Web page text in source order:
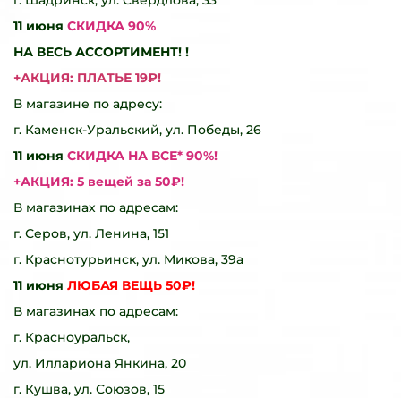
11 июня СКИДКА 90%
НА ВЕСЬ АССОРТИМЕНТ! !
+АКЦИЯ: ПЛАТЬЕ 19₽!
В магазине по адресу:
г. Каменск-Уральский, ул. Победы, 26
11 июня СКИДКА НА ВСЕ* 90%!
+АКЦИЯ: 5 вещей за 50₽!
В магазинах по адресам:
г. Серов, ул. Ленина, 151
г. Краснотурьинск, ул. Микова, 39а
11 июня ЛЮБАЯ ВЕЩЬ 50₽!
В магазинах по адресам:
г. Красноуральск,
ул. Иллариона Янкина, 20
г. Кушва, ул. Союзов, 15